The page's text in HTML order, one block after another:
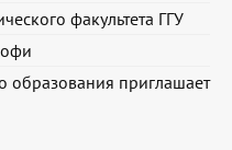
факультета ГГУ
образования приглашает